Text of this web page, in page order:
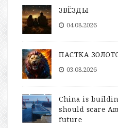
ЗВЁЗДЫ
04.08.2026
ПАСТКА
03.08.2026
China is
should scare
future